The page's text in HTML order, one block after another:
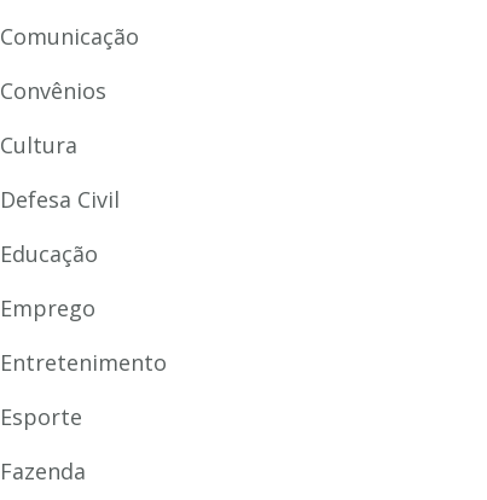
Comunicação
Convênios
Cultura
Defesa Civil
Educação
Emprego
Entretenimento
Esporte
Fazenda